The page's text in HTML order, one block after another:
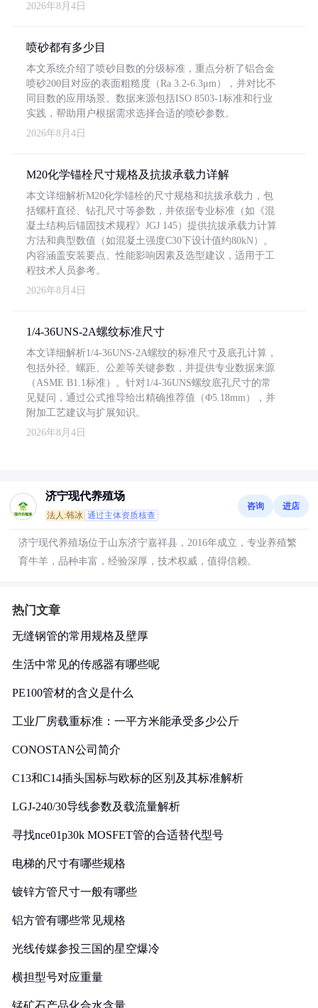
2026年8月4日
喷砂都有多少目
本文系统介绍了喷砂目数的分级标准，重点分析了铝合金
喷砂200目对应的表面粗糙度（Ra 3.2-6.3μm），并对比不
同目数的应用场景。数据来源包括ISO 8503-1标准和行业
实践，帮助用户根据需求选择合适的喷砂参数。
2026年8月4日
M20化学锚栓尺寸规格及抗拔承载力详解
本文详细解析M20化学锚栓的尺寸规格和抗拔承载力，包
括螺杆直径、钻孔尺寸等参数，并依据专业标准（如《混
凝土结构后锚固技术规程》JGJ 145）提供抗拔承载力计算
方法和典型数值（如混凝土强度C30下设计值约80kN）。
内容涵盖安装要点、性能影响因素及选型建议，适用于工
程技术人员参考。
2026年8月4日
1/4-36UNS-2A螺纹标准尺寸
本文详细解析1/4-36UNS-2A螺纹的标准尺寸及底孔计算，
包括外径、螺距、公差等关键参数，并提供专业数据来源
（ASME B1.1标准）。针对1/4-36UNS螺纹底孔尺寸的常
见疑问，通过公式推导给出精确推荐值（Φ5.18mm），并
附加工艺建议与扩展知识。
2026年8月4日
济宁现代养殖场
法人:韩冰 通过主体资质核查
咨询 进店
济宁现代养殖场位于山东济宁嘉祥县，2016年成立，专业养殖繁
育牛羊，品种丰富，经验深厚，技术权威，值得信赖。
热门文章
无缝钢管的常用规格及壁厚
生活中常见的传感器有哪些呢
PE100管材的含义是什么
工业厂房载重标准：一平方米能承受多少公斤
CONOSTAN公司简介
C13和C14插头国标与欧标的区别及其标准解析
LGJ-240/30导线参数及载流量解析
寻找nce01p30k MOSFET管的合适替代型号
电梯的尺寸有哪些规格
镀锌方管尺寸一般有哪些
铝方管有哪些常见规格
光线传媒参投三国的星空爆冷
横担型号对应重量
锰矿石产品化合水含量